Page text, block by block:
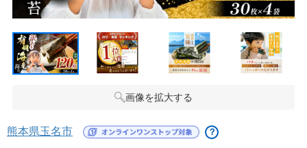
画像を拡大する
熊本県玉名市 ？